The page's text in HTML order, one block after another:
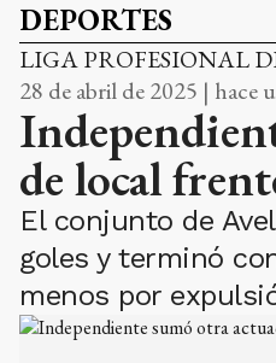
DEPORTES
LIGA PROFESIONAL
28 de abril de 2025 | hace
de local
El conjunto de
goles y terminó
menos por